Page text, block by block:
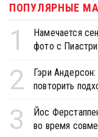
ПОПУЛЯРНЫЕ
1
Намечается
фото с
2
Гэри
повторить
3
Йос
во время